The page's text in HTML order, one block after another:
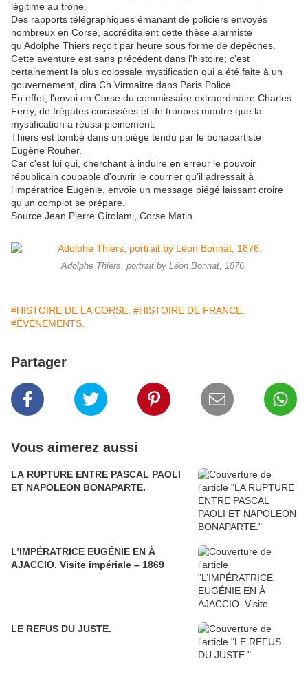
légitime au trône.
Des rapports télégraphiques émanant de policiers envoyés
nombreux en Corse, accréditaient cette thèse alarmiste
qu'Adolphe Thiers reçoit par heure sous forme de dépêches.
Cette aventure est sans précédent dans l'histoire; c'est
certainement la plus colossale mystification qui a été faite à un
gouvernement, dira Ch Virmaitre dans Paris Police.
En effet, l'envoi en Corse du commissaire extraordinaire Charles
Ferry, de frégates cuirassées et de troupes montre que la
mystification a réussi pleinement.
Thiers est tombé dans un piège tendu par le bonapartiste
Eugène Rouher.
Car c'est lui qui, cherchant à induire en erreur le pouvoir
républicain coupable d'ouvrir le courrier qu'il adressait à
l'impératrice Eugénie, envoie un message piégé laissant croire
qu'un complot se prépare.
Source Jean Pierre Girolami, Corse Matin.
Adolphe Thiers, portrait by Léon Bonnat, 1876.
#HISTOIRE DE LA CORSE. #HISTOIRE DE FRANCE.
#ÉVÉNEMENTS.
Partager
Vous aimerez aussi
LA RUPTURE ENTRE PASCAL PAOLI
ET NAPOLEON BONAPARTE.
L’IMPÉRATRICE EUGÉNIE EN À
AJACCIO. Visite impériale – 1869
LE REFUS DU JUSTE.